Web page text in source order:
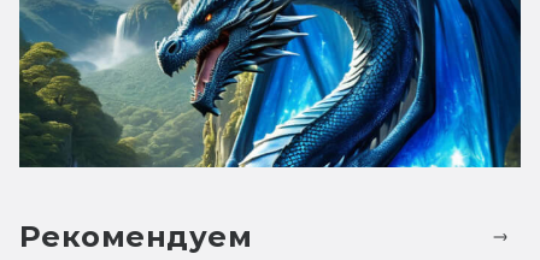
Рекомендуем